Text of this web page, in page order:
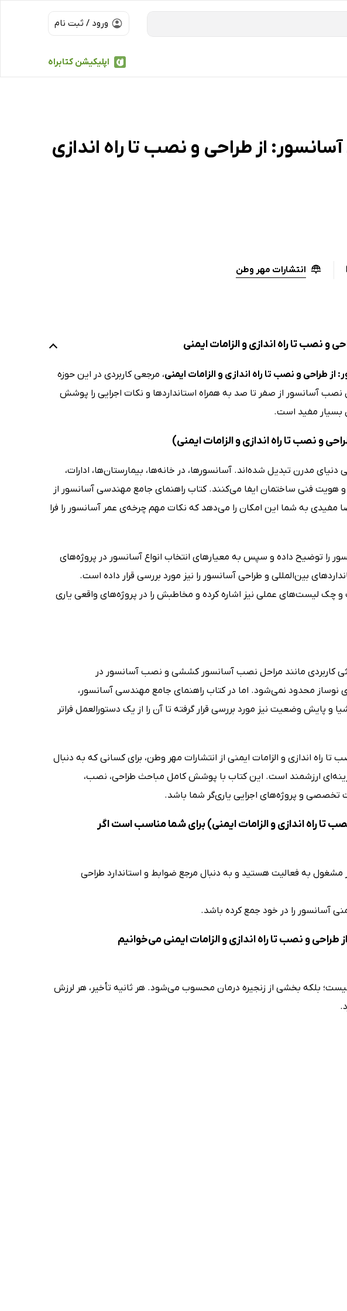
ورود / ثبت نام
اپلیکیشن کتابراه
از طراحی و نصب تا راه اندازی
انتشارات مهر وطن
نصب تا راه اندازی و الزامات ایمنی
طراحی و نصب تا راه اندازی و الزامات ایمنی، مرجعی کاربردی در این حوزه
آسانسور از صفر تا صد به همراه استانداردها و نکات اجرایی را پوشش
بسیار مفید است.
و نصب تا راه اندازی و الزامات ایمنی)
مدرن تبدیل شده‌اند. آسانسورها، در خانه‌ها، بیمارستان‌ها، ادارات،
هویت فنی ساختمان ایفا می‌کنند. کتاب راهنمای جامع مهندسی آسانسور از
مفیدی به شما این امکان را می‌دهد که نکات مهم چرخه‌ی عمر آسانسور را فرا
را توضیح داده و سپس به معیارهای انتخاب انواع آسانسور در پروژه‌های
بین‌المللی و طراحی آسانسور را نیز مورد بررسی قرار داده است.
چک لیست‌های عملی نیز اشاره کرده و مخاطبش را در پروژه‌های واقعی یاری
کاربردی مانند مراحل نصب آسانسور کششی و نصب آسانسور در
نوساز محدود نمی‌شود. اما در کتاب راهنمای جامع مهندسی آسانسور،
پایش وضعیت نیز مورد بررسی قرار گرفته تا آن را از یک دستورالعمل فراتر
راه اندازی و الزامات ایمنی از انتشارات مهر وطن، برای کسانی که به دنبال
ارزشمند است. این کتاب با پوشش کامل مباحث طراحی، نصب،
تخصصی و پروژه‌های اجرایی یاری‌گر شما باشد.
راه اندازی و الزامات ایمنی) برای شما مناسب است اگر
به فعالیت هستید و به دنبال مرجع ضوابط و استاندارد طراحی
آسانسور را در خود جمع کرده باشد.
و نصب تا راه اندازی و الزامات ایمنی می‌خوانیم
بلکه بخشی از زنجیره درمان محسوب می‌شود. هر ثانیه تأخیر، هر لرزش